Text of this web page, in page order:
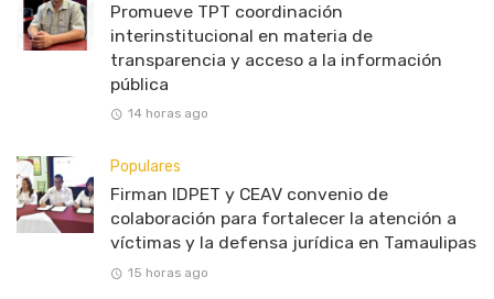
Promueve TPT coordinación
interinstitucional en materia de
transparencia y acceso a la información
pública
14 horas ago
Populares
Firman IDPET y CEAV convenio de
colaboración para fortalecer la atención a
víctimas y la defensa jurídica en Tamaulipas
15 horas ago